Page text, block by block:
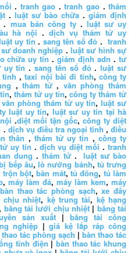
. tranh gao .tranh gao .thám
. luật sư bào chữa . giám định
. mua bán công ty. luật sư uy
hà nội .dịch vụ thám tử uy
uy tín . sang tên sổ đỏ .tranh
doanh nghiệp .luật sư hình sự
chữa uy tín .giám định adn .tư
uy tín .sang tên sổ đỏ.luật sư
,taxi nội bài đi tỉnh, công ty
,thám tử, văn phòng thám
, thám tử uy tín, công ty thám tử
văn phòng thám tử uy tín,luật sư
luật uy tín, luật sư uy tín tại hà
.diệt mối tận gốc, công ty diệt
. dịch vụ điều tra ngoại tình ,điều
thân , thám tử uy tín , công ty
uy tín . dịch vụ diệt mối .tranh
dung . thám tử.luật sư bào
bếp âu,lò nướng bánh, tủ trưng
trộn bột,bàn mát, tủ đông, tủ làm
, máy làm đá, máy làm kem, máy
bàn thao tác phòng sạch,xe đẩy
chịu nhiệt, kệ trung tải, kệ hạng
băng tải lưới chịu nhiệt| băng tải
sản xuất | băng tải công
nghiệp |giá kệ lắp ráp công
tác phòng sạch | bàn thao tác
tĩnh điện | bàn thao tác khung